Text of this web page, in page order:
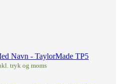
Navn - TaylorMade TP5
tryk og moms